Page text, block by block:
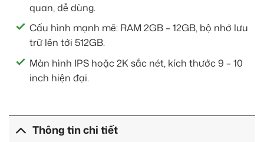
quan, dễ dùng.
Cấu hình mạnh mẽ: RAM 2GB – 12GB, bộ nhớ lưu
trữ lên tới 512GB.
Màn hình IPS hoặc 2K sắc nét, kích thước 9 – 10
inch hiện đại.
Thông tin chi tiết